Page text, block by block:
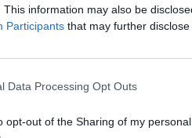
This information may also be
Participants that may further
Data Processing Opt Outs
opt-out of the Sharing of my personal
του Θριάσιου
Όπως